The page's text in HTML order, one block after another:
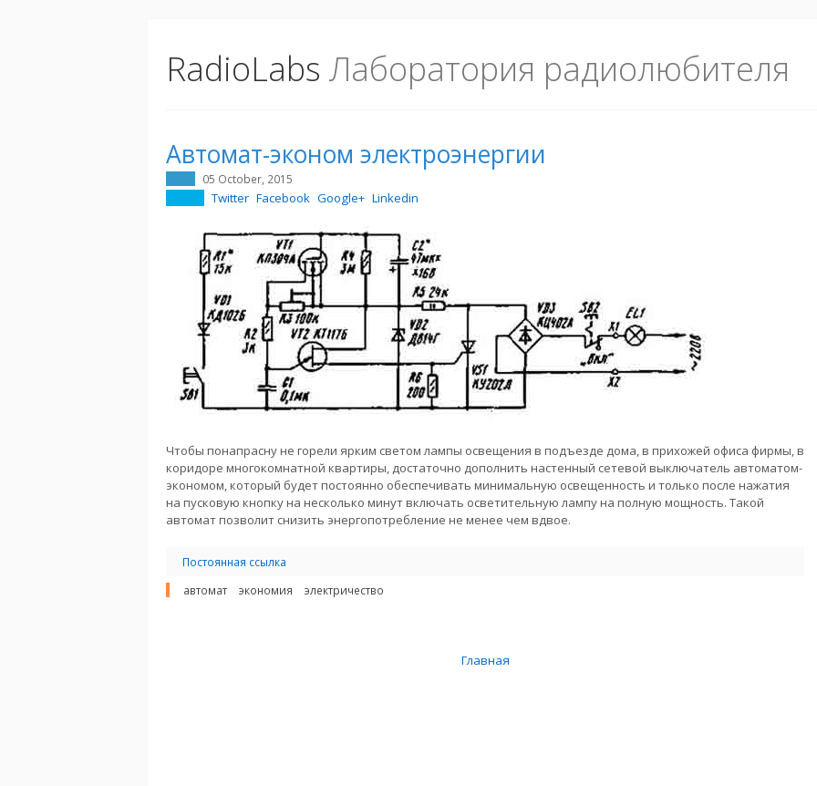
RadioLabs Лаборатория радиолюбителя
Автомат-эконом электроэнергии
05 October, 2015
Twitter Facebook Google+ Linkedin
Чтобы понапрасну не горели ярким светом лампы освещения в подъезде дома, в прихожей офиса фирмы, в
коридоре многокомнатной квартиры, достаточно дополнить настенный сетевой выключатель автоматом-
экономом, который будет постоянно обеспечивать минимальную освещенность и только после нажатия
на пусковую кнопку на несколько минут включать осветительную лампу на полную мощность. Такой
автомат позволит снизить энергопотребление не менее чем вдвое.
Постоянная ссылка
автомат
экономия электричество
Главная